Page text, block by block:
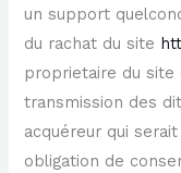
un support
du rachat du site
proprietaire du
transmission des
acquéreur qui
obligation de